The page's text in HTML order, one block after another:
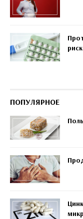
ПОПУЛЯРНОЕ